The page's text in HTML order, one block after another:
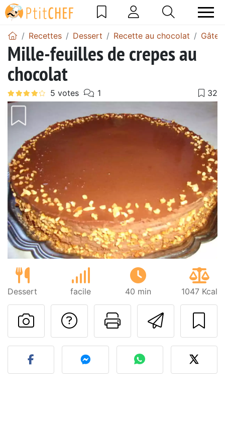
Recettes Dessert Recette au chocolat
Mille-feuilles de crepes au
chocolat
Dessert facile 40 min 1047 Kcal
Imprimer
Poser une
Publier votre photo de